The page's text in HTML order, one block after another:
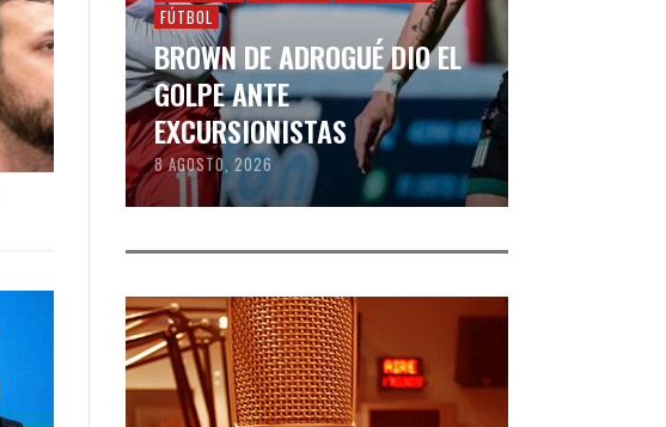
FÚTBOL
BROWN DE ADROGUÉ DIO EL
GOLPE ANTE
EXCURSIONISTAS
8 AGOSTO, 2026